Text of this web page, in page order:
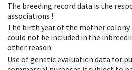
The breeding record data is the
associations !
The birth year of the mother
could not be included in the
other reason.
Use of genetic evaluation data for